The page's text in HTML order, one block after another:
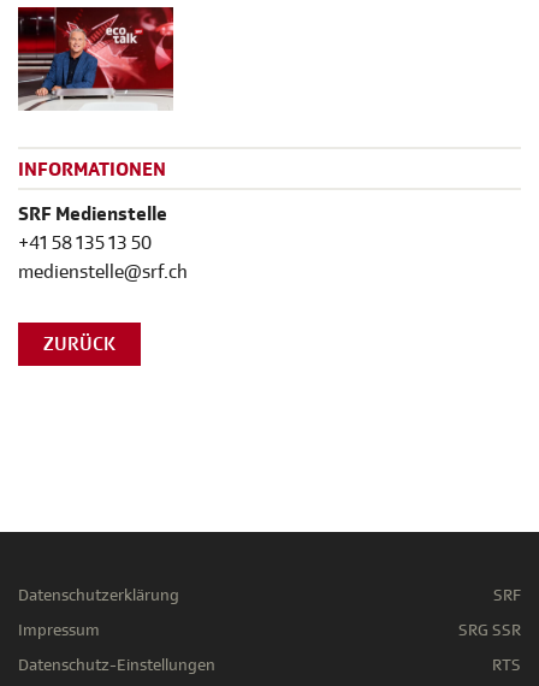
INFORMATIONEN
SRF Medienstelle
+41 58 135 13 50
medienstelle@srf.ch
ZURÜCK
Datenschutzerklärung
Impressum
Datenschutz-Einstellungen
SRF
SRG SSR
RTS